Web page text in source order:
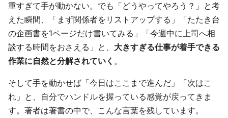
重すぎて手が動かない。でも「どうやってやろう？」と考
えた瞬間、「まず関係者をリストアップする」「たたき台
の企画書を1ページだけ書いてみる」「今週中に上司へ相
談する時間をおさえる」と、 大きすぎる仕事が着手できる
作業に自然と分解されていく 。
そして手を動かせば「今日はここまで進んだ」「次はこ
れ」と、自分でハンドルを握っている感覚が戻ってきま
す。著者は著書の中で、こんな言葉を残しています。